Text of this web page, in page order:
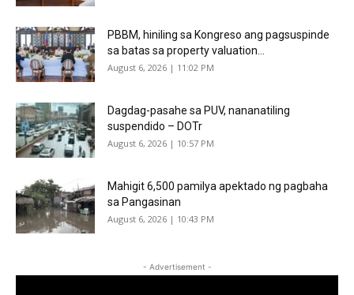
PBBM, hiniling sa Kongreso ang pagsuspinde
sa batas sa property valuation...
August 6, 2026 | 11:02 PM
Dagdag-pasahe sa PUV, nananatiling
suspendido – DOTr
August 6, 2026 | 10:57 PM
Mahigit 6,500 pamilya apektado ng pagbaha
sa Pangasinan
August 6, 2026 | 10:43 PM
- Advertisement -